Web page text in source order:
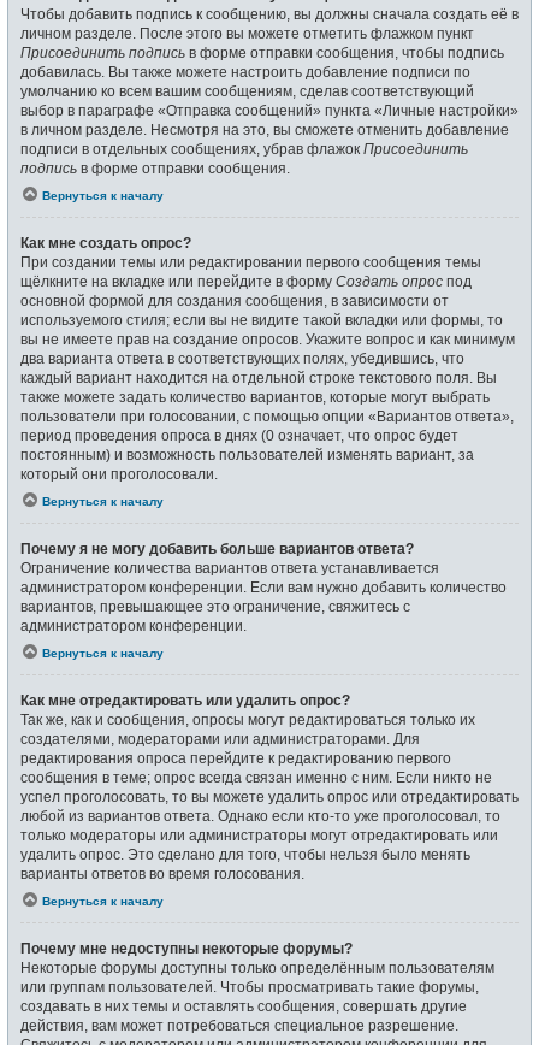
Чтобы добавить подпись к сообщению, вы должны сначала создать её в
личном разделе. После этого вы можете отметить флажком пункт
Присоединить подпись в форме отправки сообщения, чтобы подпись
добавилась. Вы также можете настроить добавление подписи по
умолчанию ко всем вашим сообщениям, сделав соответствующий
выбор в параграфе «Отправка сообщений» пункта «Личные настройки»
в личном разделе. Несмотря на это, вы сможете отменить добавление
подписи в отдельных сообщениях, убрав флажок Присоединить
подпись в форме отправки сообщения.
Вернуться к началу
Как мне создать опрос?
При создании темы или редактировании первого сообщения темы
щёлкните на вкладке или перейдите в форму Создать опрос под
основной формой для создания сообщения, в зависимости от
используемого стиля; если вы не видите такой вкладки или формы, то
вы не имеете прав на создание опросов. Укажите вопрос и как минимум
два варианта ответа в соответствующих полях, убедившись, что
каждый вариант находится на отдельной строке текстового поля. Вы
также можете задать количество вариантов, которые могут выбрать
пользователи при голосовании, с помощью опции «Вариантов ответа»,
период проведения опроса в днях (0 означает, что опрос будет
постоянным) и возможность пользователей изменять вариант, за
который они проголосовали.
Вернуться к началу
Почему я не могу добавить больше вариантов ответа?
Ограничение количества вариантов ответа устанавливается
администратором конференции. Если вам нужно добавить количество
вариантов, превышающее это ограничение, свяжитесь с
администратором конференции.
Вернуться к началу
Как мне отредактировать или удалить опрос?
Так же, как и сообщения, опросы могут редактироваться только их
создателями, модераторами или администраторами. Для
редактирования опроса перейдите к редактированию первого
сообщения в теме; опрос всегда связан именно с ним. Если никто не
успел проголосовать, то вы можете удалить опрос или отредактировать
любой из вариантов ответа. Однако если кто-то уже проголосовал, то
только модераторы или администраторы могут отредактировать или
удалить опрос. Это сделано для того, чтобы нельзя было менять
варианты ответов во время голосования.
Вернуться к началу
Почему мне недоступны некоторые форумы?
Некоторые форумы доступны только определённым пользователям
или группам пользователей. Чтобы просматривать такие форумы,
создавать в них темы и оставлять сообщения, совершать другие
действия, вам может потребоваться специальное разрешение.